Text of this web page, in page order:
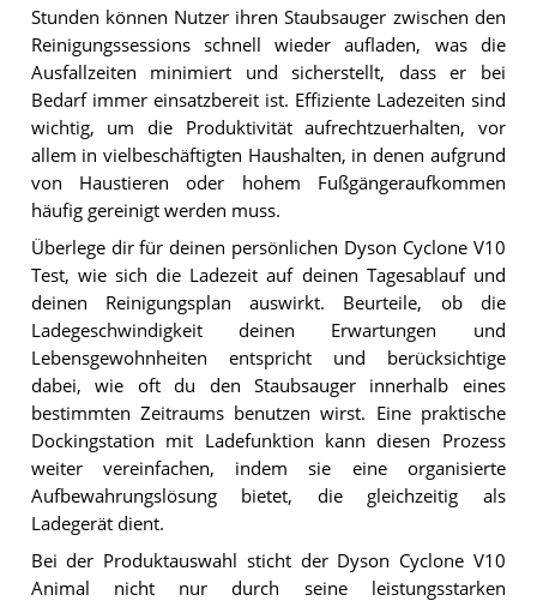
Stunden können Nutzer ihren Staubsauger zwischen den
Reinigungssessions schnell wieder aufladen, was die
Ausfallzeiten minimiert und sicherstellt, dass er bei
Bedarf immer einsatzbereit ist. Effiziente Ladezeiten sind
wichtig, um die Produktivität aufrechtzuerhalten, vor
allem in vielbeschäftigten Haushalten, in denen aufgrund
von Haustieren oder hohem Fußgängeraufkommen
häufig gereinigt werden muss.
Überlege dir für deinen persönlichen Dyson Cyclone V10
Test, wie sich die Ladezeit auf deinen Tagesablauf und
deinen Reinigungsplan auswirkt. Beurteile, ob die
Ladegeschwindigkeit deinen Erwartungen und
Lebensgewohnheiten entspricht und berücksichtige
dabei, wie oft du den Staubsauger innerhalb eines
bestimmten Zeitraums benutzen wirst. Eine praktische
Dockingstation mit Ladefunktion kann diesen Prozess
weiter vereinfachen, indem sie eine organisierte
Aufbewahrungslösung bietet, die gleichzeitig als
Ladegerät dient.
Bei der Produktauswahl sticht der Dyson Cyclone V10
Animal nicht nur durch seine leistungsstarken